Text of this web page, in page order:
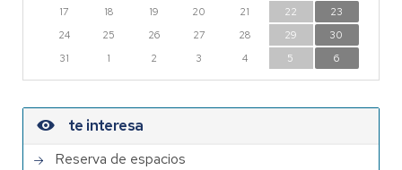
17
18 19 20 21 22
23
24
25 26 27 28 29
30
31
1 2 3 4 5 6
te interesa
Reserva de espacios